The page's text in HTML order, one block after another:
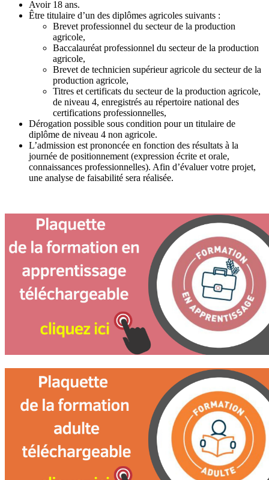
Avoir 18 ans.
Être titulaire d’un des diplômes agricoles suivants :
Brevet professionnel du secteur de la production
agricole,
Baccalauréat professionnel du secteur de la production
agricole,
Brevet de technicien supérieur agricole du secteur de la
production agricole,
Titres et certificats du secteur de la production agricole,
de niveau 4, enregistrés au répertoire national des
certifications professionnelles,
Dérogation possible sous condition pour un titulaire de
diplôme de niveau 4 non agricole.
L’admission est prononcée en fonction des résultats à la
journée de positionnement (expression écrite et orale,
connaissances professionnelles). Afin d’évaluer votre projet,
une analyse de faisabilité sera réalisée.